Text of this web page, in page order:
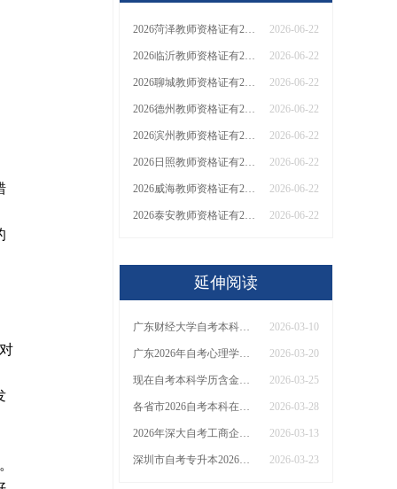
2026菏泽教师资格证有2000元补贴？怎么申请 2026-06-22
2026临沂教师资格证有2000元补贴？怎么申请 2026-06-22
2026聊城教师资格证有2000元补贴？怎么申请 2026-06-22
2026德州教师资格证有2000元补贴？怎么申请 2026-06-22
2026滨州教师资格证有2000元补贴？怎么申请 2026-06-22
2026日照教师资格证有2000元补贴？怎么申请 2026-06-22
2026威海教师资格证有2000元补贴？怎么申请 2026-06-22
2026泰安教师资格证有2000元补贴？怎么申请 2026-06-22
延伸阅读
广东财经大学自考本科报名条件2026分享（+新生指南） 2026-03-10
广东2026年自考心理学专业还有吗？ 2026-03-20
现在自考本科学历含金量怎么样？用处有哪些 2026-03-25
各省市2026自考本科在线报名入口+网址汇总 2026-03-28
2026年深大自考工商企业管理怎么报名：条件|时间|科目 2026-03-13
深圳市自考专升本2026报名时间 具体报考网站是哪个 2026-03-23